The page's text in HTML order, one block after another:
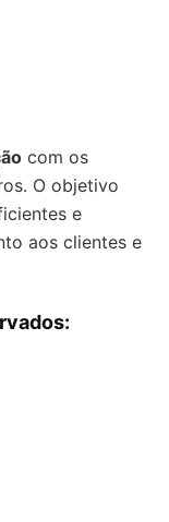
com os
O objetivo
e
aos clientes e